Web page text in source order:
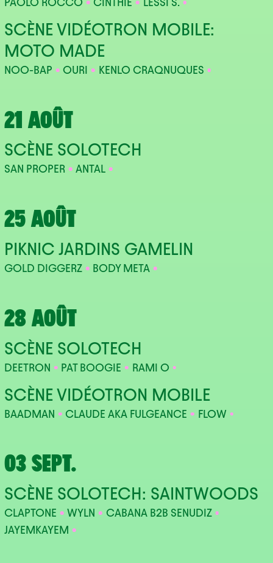
SCÈNE VIDÉOTRON MOBILE:
MOTO MADE
NOO-BAP OURI KENLO CRAQNUQUES
21 AOÛT
SCÈNE SOLOTECH
SAN PROPER ANTAL
25 AOÛT
PIKNIC JARDINS GAMELIN
GOLD DIGGERZ BODY META
28 AOÛT
SCÈNE SOLOTECH
DEETRON PAT BOOGIE RAMI O
SCÈNE VIDÉOTRON MOBILE
BAADMAN CLAUDE AKA FULGEANCE FLOW
03 SEPT.
SCÈNE SOLOTECH: SAINTWOODS
CLAPTONE WYLN
CABANA B2B SENUDIZ
JAYEMKAYEM